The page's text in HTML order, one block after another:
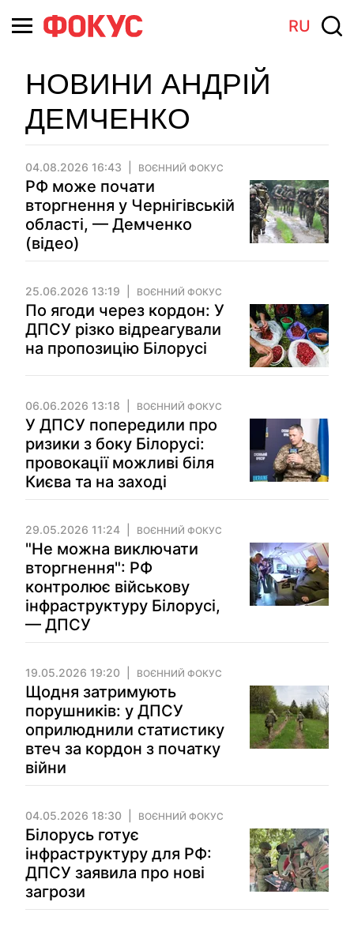
RU
НОВИНИ АНДРІЙ
ДЕМЧЕНКО
04.08.2026 16:43 ВОЄННИЙ ФОКУС
РФ може почати
вторгнення у Чернігівській
області, — Демченко
(відео)
25.06.2026 13:19 ВОЄННИЙ ФОКУС
По ягоди через кордон: У
ДПСУ різко відреагували
на пропозицію Білорусі
06.06.2026 13:18 ВОЄННИЙ ФОКУС
У ДПСУ попередили про
ризики з боку Білорусі:
провокації можливі біля
Києва та на заході
29.05.2026 11:24 ВОЄННИЙ ФОКУС
"Не можна виключати
вторгнення": РФ
контролює військову
інфраструктуру Білорусі,
— ДПСУ
19.05.2026 19:20 ВОЄННИЙ ФОКУС
Щодня затримують
порушників: у ДПСУ
оприлюднили статистику
втеч за кордон з початку
війни
04.05.2026 18:30 ВОЄННИЙ ФОКУС
Білорусь готує
інфраструктуру для РФ:
ДПСУ заявила про нові
загрози